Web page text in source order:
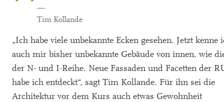
—
Tim Kollande
„Ich habe viele unbekannte Ecken gesehen. Jetzt kenne
auch mir bisher unbekannte Gebäude von innen, wie
der N- und I-Reihe. Neue Fassaden und Facetten der
habe ich entdeckt“, sagt Tim Kollande. Für ihn sei die
Architektur vor dem Kurs auch etwas Gewohnheit